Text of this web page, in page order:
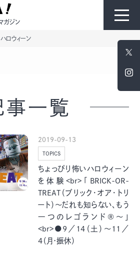
ガジン
まち・スポット
ハロウィーン
事一覧
2019-09-13
TOPICS
ちょっぴり怖いハロウィーン
を体験<br>「BRICK-OR-
TREAT（ブリック・オア・トリ
ート）～だれも知らない、もう
一つのレゴランド®～」
<br>●9／14（土）～11／
4（月･振休）